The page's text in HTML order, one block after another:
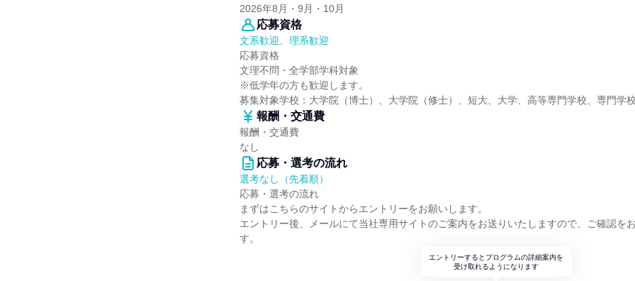
2026年8月・9月・10月
応募資格
文系歓迎、理系歓迎
応募資格
文理不問・全学部学科対象
※低学年の方も歓迎します。
募集対象学校：大学院（博士）、大学院（修士）、短大、大学、高等専門学校、専門学校
報酬・交通費
報酬・交通費
なし
応募・選考の流れ
選考なし（先着順）
応募・選考の流れ
まずはこちらのサイトからエントリーをお願いします。
エントリー後、メールにて当社専用サイトのご案内をお送りいたしますので、ご確認を
す。
エントリーするとプログラムの詳細案内を
受け取れるようになります